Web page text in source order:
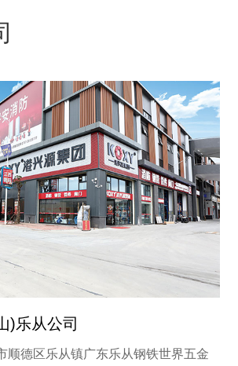
)乐从公司
顺德区乐从镇广东乐从钢铁世界五金